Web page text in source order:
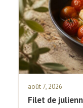
août 7, 2026
Filet de